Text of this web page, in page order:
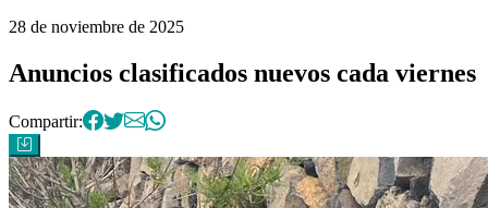
28 de noviembre de 2025
Anuncios clasificados nuevos cada viernes
Compartir: